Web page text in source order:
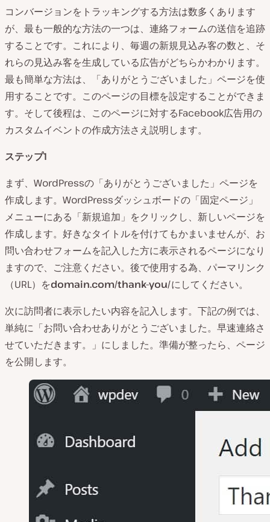
コンバージョンをトラッキングする方法は数多くあります
が、最も一般的な方法の一つは、連絡フォームの送信を追跡
することです。これにより、毎週の新規見込み客の数と、そ
れらの見込み客を生成している広告がどちらかわかります。
最も簡単な方法は、「ありがとうございました」ページを使
用することです。このページの目標を設定することができま
す。そして後程は、このページに対するFacebook広告用の
カスタムイベントの作成方法さえ説明します。
ステップ1
まず、WordPressの「ありがとうございました」ページを
作成します。WordPressダッシュボードの「固定ページ」
メニューにある「新規追加」をクリックし、新しいページを
作成します。好きなタイトルを付けてもかまいませんが、お
問い合わせフォームを記入した方に表示されるページになり
ますので、ご注意ください。後で使用する為、パーマリンク
（URL）をdomain.com/thank-you/にしてください。
次に訪問者に表示したい内容を記入します。下記の例では、
単純に「お問い合わせありがとうございました。早速連絡さ
せていただきます。」にしました。準備が整ったら、ページ
を公開します。